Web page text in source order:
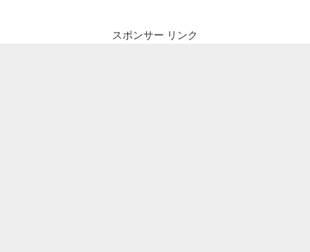
スポンサー リンク